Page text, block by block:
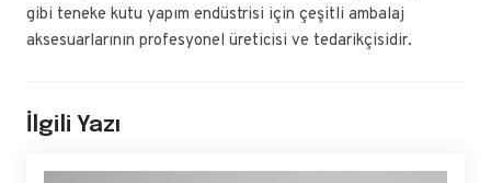
gibi teneke kutu yapım endüstrisi için çeşitli ambalaj
aksesuarlarının profesyonel üreticisi ve tedarikçisidir.
İlgili Yazı